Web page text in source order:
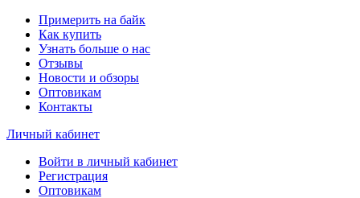
Примерить на байк
Как купить
Узнать больше о нас
Отзывы
Новости и обзоры
Оптовикам
Контакты
Личный кабинет
Войти в личный кабинет
Регистрация
Оптовикам